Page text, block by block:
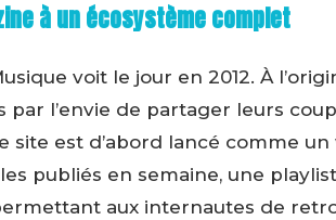
à un écosystème complet
voit le jour en 2012. À
par l’envie de partager leurs
site est d’abord lancé comme
publiés en semaine, une
aux internautes de